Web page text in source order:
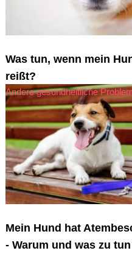
Was tun, wenn mein
reißt?
Andere gesundheitliche
Mein Hund hat
- Warum und was zu